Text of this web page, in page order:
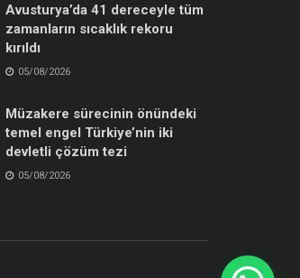
Avusturya’da 41 dereceyle tüm
zamanların sıcaklık rekoru
kırıldı
05/08/2026
Müzakere sürecinin önündeki
temel engel Türkiye’nin iki
devletli çözüm tezi
05/08/2026